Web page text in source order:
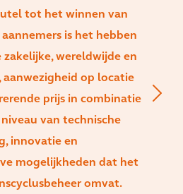
tot het winnen van
is het hebben
zakelijke, wereldwijde en
aanwezigheid op locatie
prijs in combinatie
van technische
innovatie en
mogelijkheden dat het
omvat.